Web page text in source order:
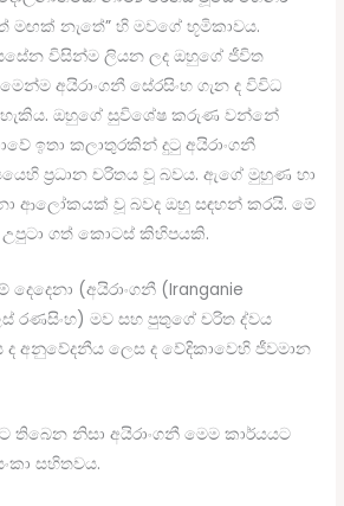
මඟක් නැතේ” හි මවගේ භූමිකාවය.
විසින්ම ලියන ලද ඔහුගේ ජීවිත
අයිරාංගනී සේරසිංහ ගැන ද විවිධ
හැකිය. ඔහුගේ සුවිශේෂ කරුණ වන්නේ
ඉතා කලාතුරකින් දුටු අයිරාංගනී
ප්‍රධාන චරිතය වූ බවය. ඇගේ මුහුණ හා
ආලෝකයක් වූ බවද ඔහු සඳහන් කරයි. මේ
ගත් කොටස් කිහිපයකි.
(අයිරාංගනී (Iranganie
රණසිංහ) මව සහ පුතුගේ චරිත ද්වය
අනුවේදනීය ලෙස ද වේදිකාවෙහි ජීවමාන
තිබෙන නිසා අයිරාංගනී මෙම කාර්යයට
සහිතවය.